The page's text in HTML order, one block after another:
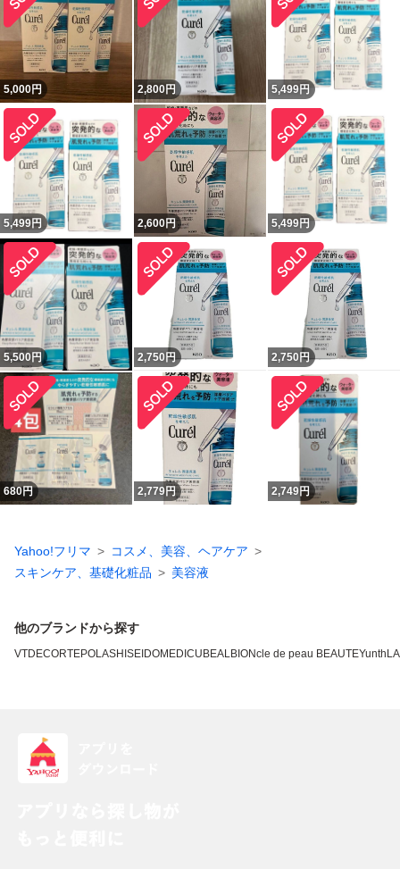
5,000円 2,800円 5,499円
5,499円 2,600円 5,499円
5,500円 2,750 円 2,750 円
680円 2,779円 2,749円
Yahoo!フリマ
コスメ、美容、ヘアケア
スキンケア、基礎化粧品
美容液
他のブランドから探す
VTDECORTEPOLASHISEIDOMEDICUBEALBIONcle de peau BEAUTEYunth